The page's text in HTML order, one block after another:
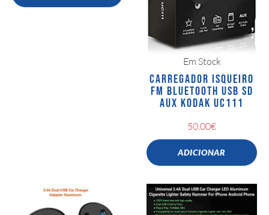
Em Stock
CARREGADOR ISQUEIRO
FM BLUETOOTH USB SD
AUX KODAK UC111
50.00€
ADICIONAR